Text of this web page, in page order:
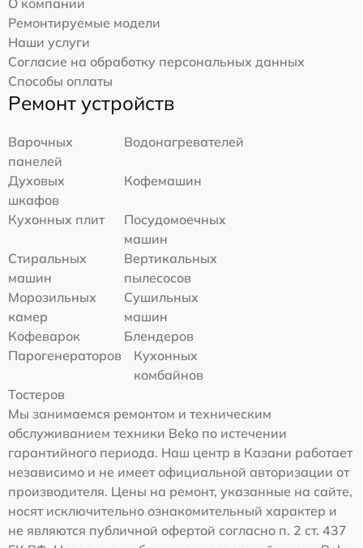
О компании
Ремонтируемые модели
Наши услуги
Согласие на обработку персональных данных
Способы оплаты
Ремонт устройств
Варочных
панелей
Водонагревателей
Духовых
шкафов
Кофемашин
Кухонных плит
Посудомоечных
машин
Стиральных
машин
Вертикальных
пылесосов
Морозильных
камер
Сушильных
машин
Кофеварок
Блендеров
Парогенераторов
Кухонных
комбайнов
Тостеров
Мы занимаемся ремонтом и техническим
обслуживанием техники Beko по истечении
гарантийного периода. Наш центр в Казани работает
независимо и не имеет официальной авторизации от
производителя. Цены на ремонт, указанные на сайте,
носят исключительно ознакомительный характер и
не являются публичной офертой согласно п. 2 ст. 437